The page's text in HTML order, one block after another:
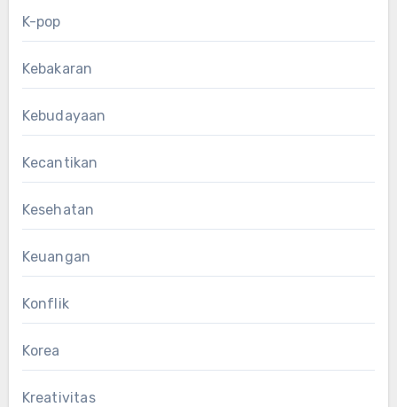
K-pop
Kebakaran
Kebudayaan
Kecantikan
Kesehatan
Keuangan
Konflik
Korea
Kreativitas